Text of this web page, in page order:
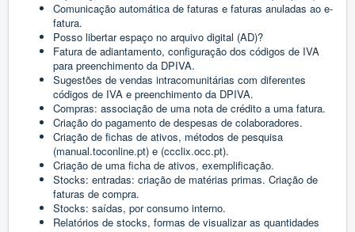
Comunicação automática de faturas e faturas anuladas ao e-
fatura.
Posso libertar espaço no arquivo digital (AD)?
Fatura de adiantamento, configuração dos códigos de IVA
para preenchimento da DPIVA.
Sugestões de vendas intracomunitárias com diferentes
códigos de IVA e preenchimento da DPIVA.
Compras: associação de uma nota de crédito a uma fatura.
Criação do pagamento de despesas de colaboradores.
Criação de fichas de ativos, métodos de pesquisa
(manual.toconline.pt) e (ccclix.occ.pt).
Criação de uma ficha de ativos, exemplificação.
Stocks: entradas: criação de matérias primas. Criação de
faturas de compra.
Stocks: saídas, por consumo interno.
Relatórios de stocks, formas de visualizar as quantidades